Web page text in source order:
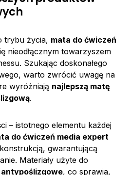
trybu życia, mata do ćwiczeń
nieodłącznym towarzyszem
Szukając doskonałego
warto zwrócić uwagę na
wyróżniają najlepszą matę
.
– istotnego elementu każdej
do ćwiczeń media expert
gwarantującą
Materiały użyte do
antypoślizgowe, co sprawia,